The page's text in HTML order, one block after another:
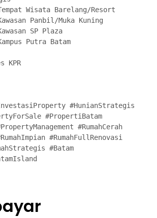
Wisata Barelang/Resort
Panbil/Muka Kuning
SP Plaza
Putra Batam
KPR
#HunianStrategis
#PropertiBatam
#RumahCerah
#RumahFullRenovasi
#Batam